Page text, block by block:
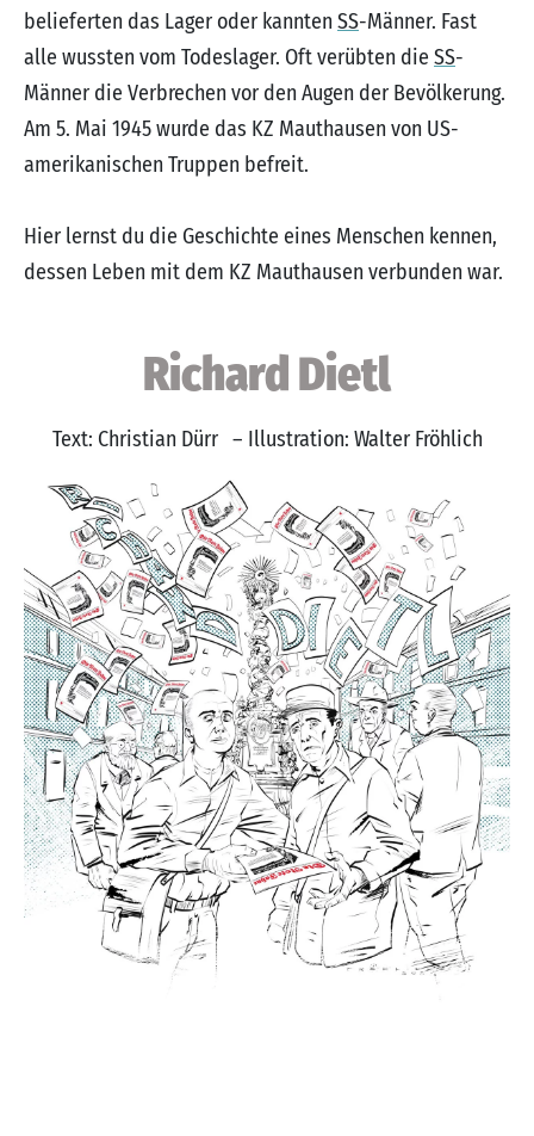
belieferten das Lager oder kannten SS-Männer. Fast
alle wussten vom Todeslager. Oft verübten die SS-
Männer die Verbrechen vor den Augen der Bevölkerung.
Am 5. Mai 1945 wurde das KZ Mauthausen von US-
amerikanischen Truppen befreit.
Hier lernst du die Geschichte eines Menschen kennen,
dessen Leben mit dem KZ Mauthausen verbunden war.
Richard Dietl
Text: Christian Dürr – Illustration: Walter Fröhlich